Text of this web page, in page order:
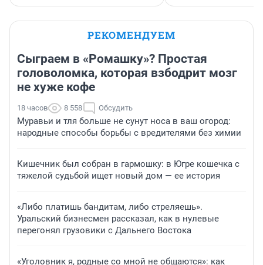
РЕКОМЕНДУЕМ
Сыграем в «Ромашку»? Простая
головоломка, которая взбодрит мозг
не хуже кофе
18 часов 8 558 Обсудить
Муравьи и тля больше не сунут носа в ваш огород:
народные способы борьбы с вредителями без химии
Кишечник был собран в гармошку: в Югре кошечка с
тяжелой судьбой ищет новый дом — ее история
«Либо платишь бандитам, либо стреляешь».
Уральский бизнесмен рассказал, как в нулевые
перегонял грузовики с Дальнего Востока
«Уголовник я, родные со мной не общаются»: как